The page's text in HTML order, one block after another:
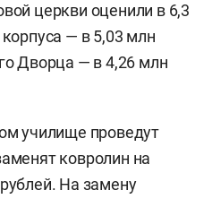
церкви оценили в 6,3
— в 5,03 млн
Дворца — в 4,26 млн
училище проведут
ковролин на
На замену